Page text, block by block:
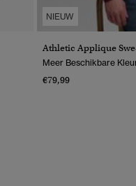
NIEUW
Athletic Applique
Meer Beschikbare
€79,99